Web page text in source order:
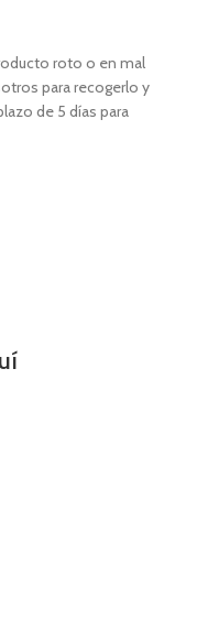
roto o en mal
para recogerlo y
de 5 días para